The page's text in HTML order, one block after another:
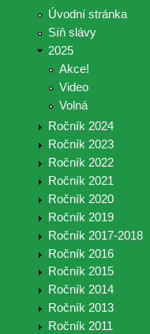
Úvodní stránka
Síň slávy
2025
Akce!
Video
Volná
Ročník 2024
Ročník 2023
Ročník 2022
Ročník 2021
Ročník 2020
Ročník 2019
Ročník 2017-2018
Ročník 2016
Ročník 2015
Ročník 2014
Ročník 2013
Ročník 2011